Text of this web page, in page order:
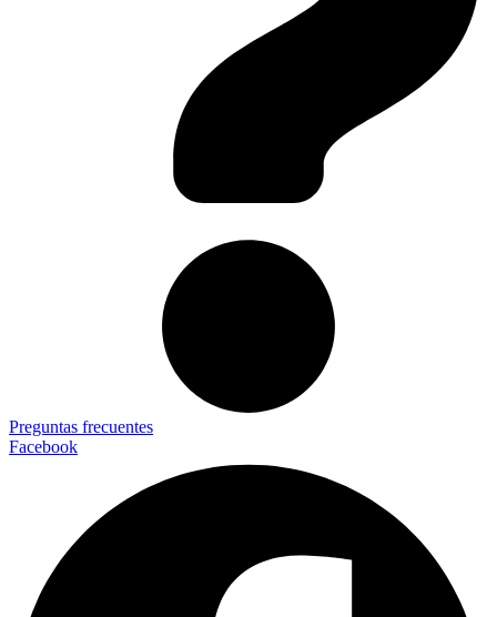
Preguntas frecuentes
Facebook